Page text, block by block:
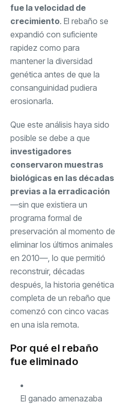
fue la velocidad de
crecimiento. El rebaño se
expandió con suficiente
rapidez como para
mantener la diversidad
genética antes de que la
consanguinidad pudiera
erosionarla.
Que este análisis haya sido
posible se debe a que
investigadores
conservaron muestras
biológicas en las décadas
previas a la erradicación
—sin que existiera un
programa formal de
preservación al momento de
eliminar los últimos animales
en 2010—, lo que permitió
reconstruir, décadas
después, la historia genética
completa de un rebaño que
comenzó con cinco vacas
en una isla remota.
Por qué el rebaño
fue eliminado
El ganado amenazaba